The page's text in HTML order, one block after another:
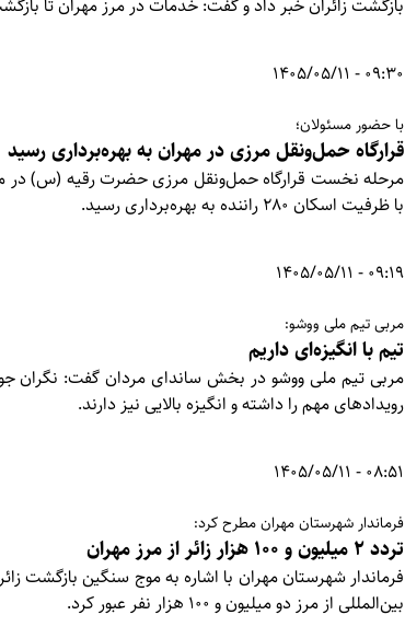
بازگشت زائران خبر داد و گفت: خدمات در مرز مهران تا
09:30 - 1405/05/11
با حضور مسئولان؛
قرارگاه حمل‌ونقل مرزی در مهران به بهره‌برداری رسید
مرحله نخست قرارگاه حمل‌ونقل مرزی حضرت رقیه (س) در
با ظرفیت اسکان ۲۸۰ راننده به بهره‌برداری رسید.
09:19 - 1405/05/11
مربی تیم ملی ووشو:
تیم با انگیزه‌ای داریم
مربی تیم ملی ووشو در بخش ساندای مردان گفت: نگران
رویدادهای مهم را داشته و انگیزه بالایی نیز دارند.
08:51 - 1405/05/11
فرماندار شهرستان مهران مطرح کرد:
تردد ۲ میلیون و ۱۰۰ هزار زائر از مرز مهران
فرماندار شهرستان مهران با اشاره به موج سنگین بازگشت
بین‌المللی از مرز دو میلیون و ۱۰۰ هزار نفر عبور کرد.